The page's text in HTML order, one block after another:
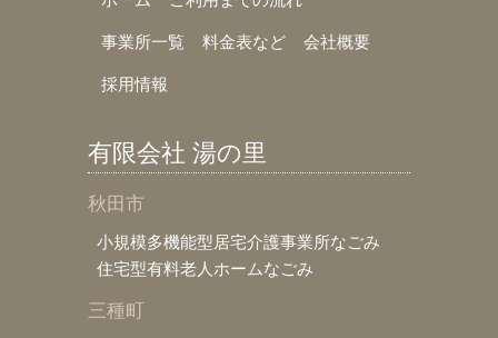
事業所一覧 料金表など 会社概要
採用情報
有限会社 湯の里
秋田市
小規模多機能型居宅介護事業所なごみ
住宅型有料老人ホームなごみ
三種町